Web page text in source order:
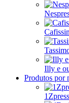
Illy e
Produtos por